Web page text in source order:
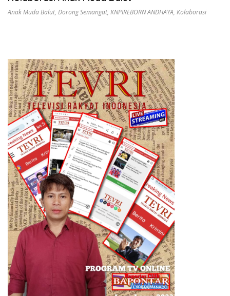
Anak Muda Balut, Dorong Semangat, KNPIREBORN ANDHAYA, Kolaborasi